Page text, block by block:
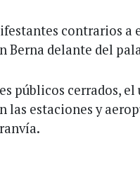
contrarios a
Berna delante del
públicos cerrados, el
estaciones y